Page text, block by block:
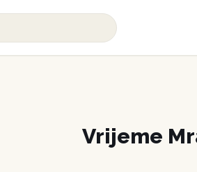
Vrijeme